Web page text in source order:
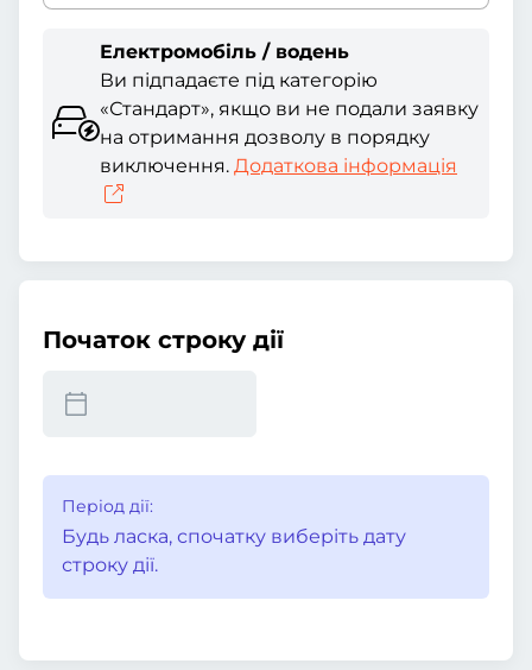
Електромобіль / водень
Ви підпадаєте під категорію
«Стандарт», якщо ви не подали заявку
на отримання дозволу в порядку
виключення. Додаткова інформація
Початок строку дії
Період дії:
Будь ласка, спочатку виберіть дату
строку дії.